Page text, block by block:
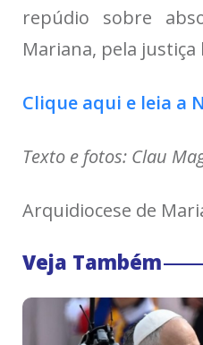
repúdio sobre
Mariana, pela justiça
Clique aqui e leia a
Texto e fotos: Clau
Arquidiocese de
Veja Também